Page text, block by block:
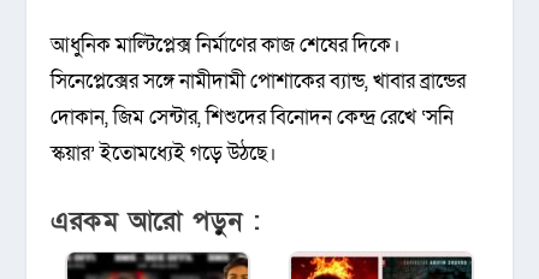
আধুনিক মাল্টিপ্লেক্স নির্মাণের কাজ শেষের দিকে।
সিনেপ্লেক্সের সঙ্গে নামীদামী পোশাকের ব্যান্ড, খাবার ব্রান্ডের
দোকান, জিম সেন্টার, শিশুদের বিনোদন কেন্দ্র রেখে ‘সনি
স্কয়ার’ ইতোমধ্যেই গড়ে উঠছে।
এরকম আরো পড়ুন :